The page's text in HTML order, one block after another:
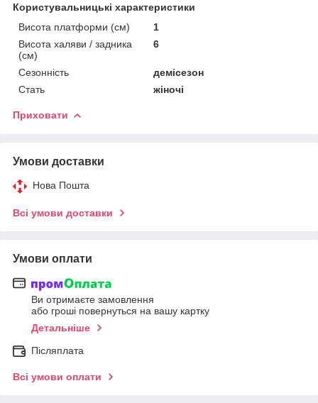
Користувальницькі характеристики
Висота платформи (см)
1
Висота халяви / задника
(см)
6
Сезонність
демісезон
Стать
жіночі
Приховати
Умови доставки
Нова Пошта
Всі умови доставки
Умови оплати
Ви отримаєте замовлення
або гроші повернуться на вашу картку
Детальніше
Післяплата
Всі умови оплати